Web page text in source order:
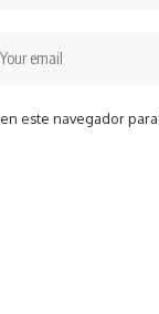
este navegador